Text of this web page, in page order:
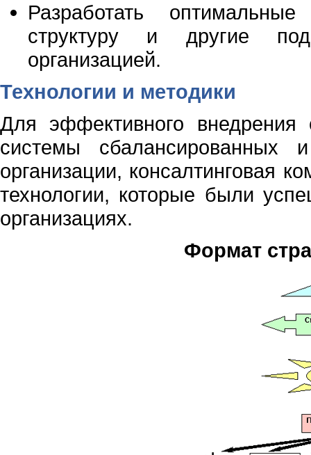
Разработать
структуру и другие
организацией.
Технологии и методики
Для эффективного внедрения
системы сбалансированных
организации, консалтинговая
технологии, которые были
организациях.
Формат